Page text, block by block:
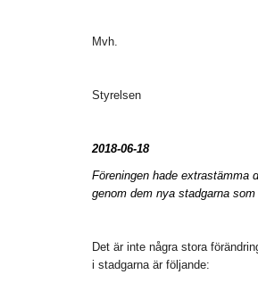
Mvh.
Styrelsen
2018-06-18
Föreningen hade extrastämma
genom dem nya stadgarna
Det är inte några stora
i stadgarna är följande: